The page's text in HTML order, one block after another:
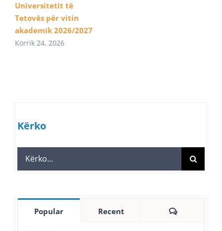
Universitetit të
Tetovës për vitin
akademik 2026/2027
Korrik 24, 2026
Kërko
Search
for:
Popular Recent Comments